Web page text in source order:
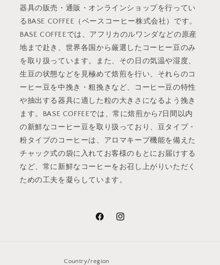
器具の販売・通販・オンラインショップを行ってい
るBASE COFFEE（ベースコーヒー株式会社）です。
BASE COFFEEでは、アフリカのルワンダなどの原産
地まで赴き、世界各国から厳選したコーヒー豆のみ
を取り扱っています。また、その日の気温や湿度、
生豆の状態などを見極めて焙煎を行い、それらのコ
ーヒー豆を中挽き・粗挽きなど、コーヒー豆の特性
や抽出する器具に適した粒の大きさになるよう挽き
ます。BASE COFFEEでは、常に焙煎から7日間以内
の新鮮なコーヒー豆を取り扱っており、豆タイプ・
粉タイプのコーヒーは、アロマキープ機能を備えた
チャック式の袋に入れてお客様のもとにお届けする
など、常に新鮮なコーヒーをお召し上がりいただく
ための工夫を凝らしています。
FacebookInstagram
Country/region